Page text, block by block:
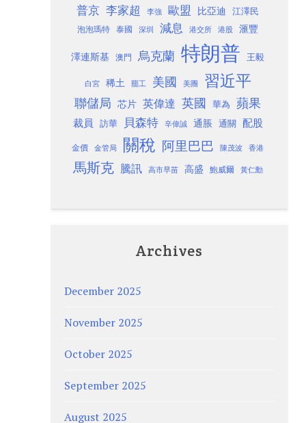
普京 李家超 李強 歐盟 比亞迪 江澤民
泡泡瑪特 泰國 深圳 減息 港交所 港股 滙豐
澤連斯基 澳門 烏克蘭 特朗普 王毅
白宮 稀土 罷工 美國 美團 習近平
聯儲局 芯片 英偉達 英國 華為 蘋果
裁員 訪華 貝森特 辛偉誠 通脹 通關 配股
金價 金管局 關稅 阿里巴巴 陳茂波 香港
馬斯克 騰訊 高市早苗 高盛 鮑威爾 黃仁勳
Archives
December 2025
November 2025
October 2025
September 2025
August 2025